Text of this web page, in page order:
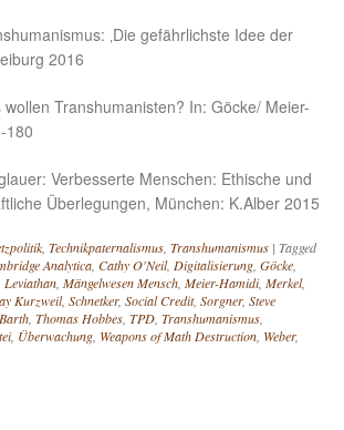
‚Die gefährlichste Idee der
2016
wollen Transhumanisten? In: Göcke/ Meier-
180
Verbesserte Menschen: Ethische und
Überlegungen, München: K.Alber 2015
, Technikpaternalismus, Transhumanismus | Tagged
Analytica, Cathy O'Neil, Digitalisierung, Göcke,
Leviathan, Mängelwesen Mensch, Meier-Hamidi, Merkel,
Kurzweil, Schnetker, Social Credit, Sorgner, Steve
, Thomas Hobbes, TPD, Transhumanismus,
, Überwachung, Weapons of Math Destruction, Weber,